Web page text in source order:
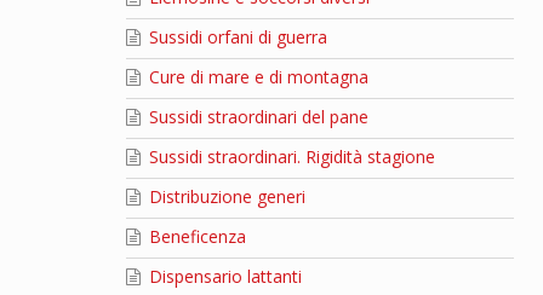
Sussidi orfani di guerra
Cure di mare e di montagna
Sussidi straordinari del pane
Sussidi straordinari. Rigidità stagione
Distribuzione generi
Beneficenza
Dispensario lattanti